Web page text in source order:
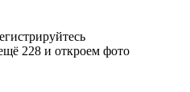
228 и откроем фото